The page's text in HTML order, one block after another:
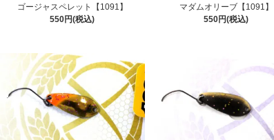
ゴージャスペレット【1091】
550円(税込)
マダムオリーブ【1091】
550円(税込)